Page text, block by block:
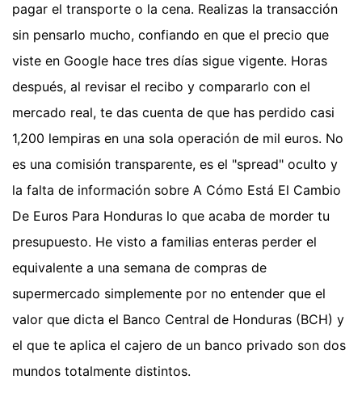
pagar el transporte o la cena. Realizas la transacción
sin pensarlo mucho, confiando en que el precio que
viste en Google hace tres días sigue vigente. Horas
después, al revisar el recibo y compararlo con el
mercado real, te das cuenta de que has perdido casi
1,200 lempiras en una sola operación de mil euros. No
es una comisión transparente, es el "spread" oculto y
la falta de información sobre A Cómo Está El Cambio
De Euros Para Honduras lo que acaba de morder tu
presupuesto. He visto a familias enteras perder el
equivalente a una semana de compras de
supermercado simplemente por no entender que el
valor que dicta el Banco Central de Honduras (BCH) y
el que te aplica el cajero de un banco privado son dos
mundos totalmente distintos.